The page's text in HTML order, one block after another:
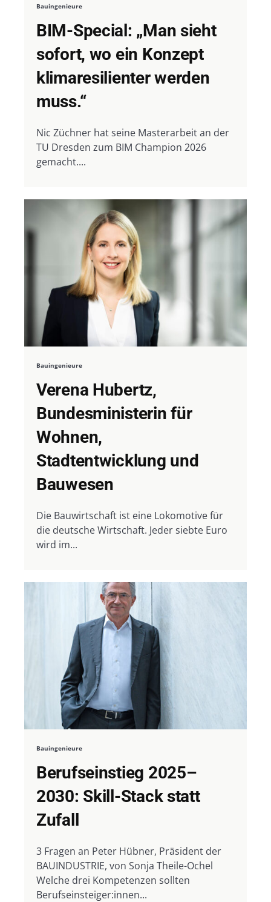
Bauingenieure
BIM-Special: „Man sieht
sofort, wo ein Konzept
klimaresilienter werden
muss.“
Nic Züchner hat seine Masterarbeit an der
TU Dresden zum BIM Champion 2026
gemacht....
Bauingenieure
Verena Hubertz,
Bundesministerin für
Wohnen,
Stadtentwicklung und
Bauwesen
Die Bauwirtschaft ist eine Lokomotive für
die deutsche Wirtschaft. Jeder siebte Euro
wird im...
Bauingenieure
Berufseinstieg 2025–
2030: Skill-Stack statt
Zufall
3 Fragen an Peter Hübner, Präsident der
BAUINDUSTRIE, von Sonja Theile-Ochel
Welche drei Kompetenzen sollten
Berufseinsteiger:innen...